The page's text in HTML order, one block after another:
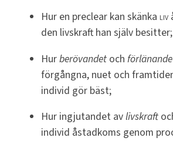
Hur en preclear kan skänka liv
den livskraft han själv besitter;
Hurberövandet och
förgångna, nuet och
individ gör bäst;
Hur ingjutandet avlivskraft
individ åstadkoms genom